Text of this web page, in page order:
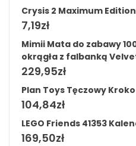
Crysis 2 Maximum
7,19zł
Mimii Mata do zabawy
okrągła z falbanką
229,95zł
Plan Toys Tęczowy
104,84zł
LEGO Friends 41353
169,50zł